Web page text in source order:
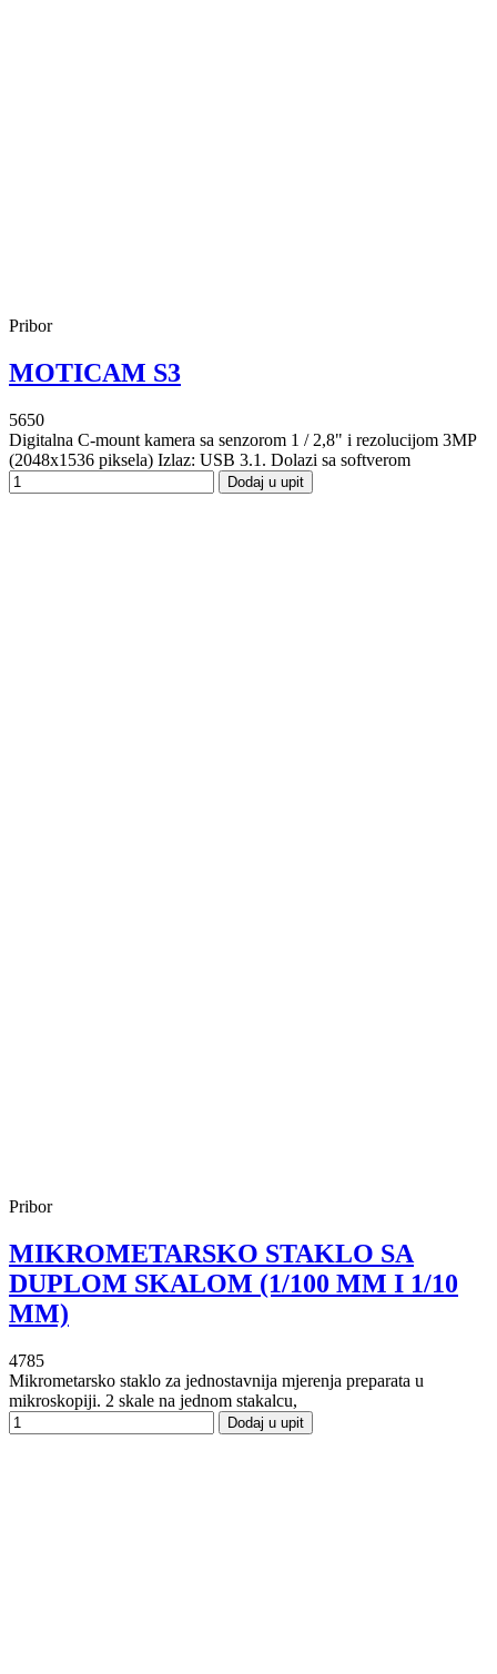
Pribor
MOTICAM S3
5650
Digitalna C-mount kamera sa senzorom 1 / 2,8" i rezolucijom 3MP
(2048x1536 piksela) Izlaz: USB 3.1. Dolazi sa softverom
Dodaj u upit
Pribor
MIKROMETARSKO STAKLO SA
DUPLOM SKALOM (1/100 MM I 1/10
MM)
4785
Mikrometarsko staklo za jednostavnija mjerenja preparata u
mikroskopiji. 2 skale na jednom stakalcu,
Dodaj u upit